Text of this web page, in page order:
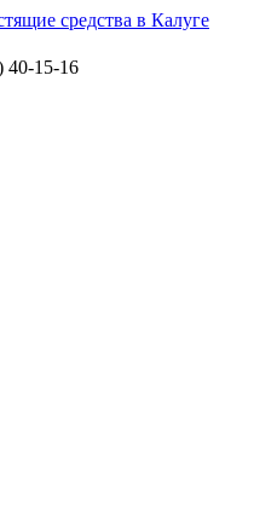
средства в Калуге
40-15-16